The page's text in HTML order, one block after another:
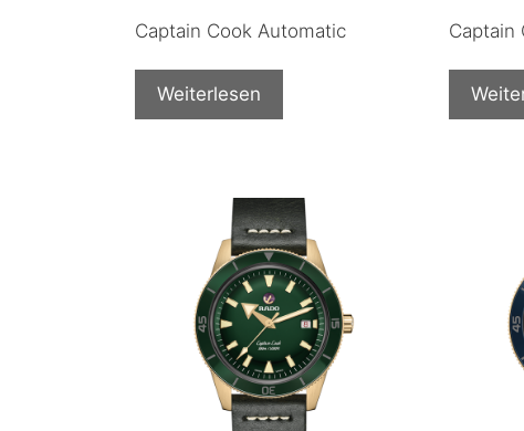
Captain Cook Automatic
Weiterlesen
Captain